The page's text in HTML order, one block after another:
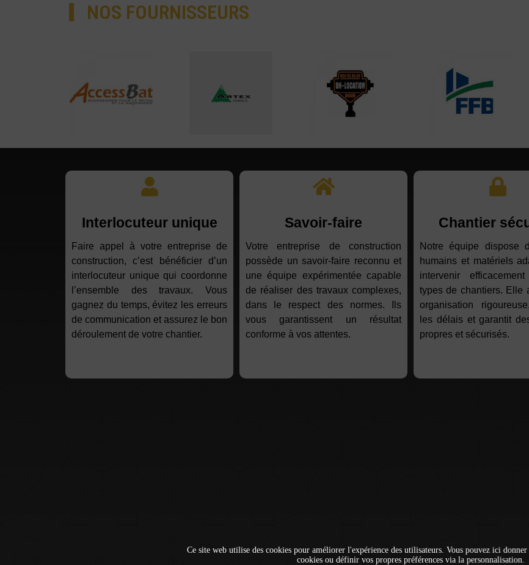
NOS FOURNISSEURS
Interlocuteur unique
Faire appel à votre entreprise de
construction, c’est bénéficier d’un
interlocuteur unique qui coordonne
l’ensemble des travaux. Vous
gagnez du temps, évitez les erreurs
de communication et assurez le bon
déroulement de votre chantier.
Savoir-faire
Votre entreprise de construction
possède un savoir-faire reconnu et
une équipe expérimentée capable
de réaliser des travaux complexes,
dans le respect des normes. Ils
vous garantissent un résultat
conforme à vos attentes.
Chantier
Notre équipe dispose
humains et matériels
intervenir
types de chantiers. Elle
organisation
les délais et garantit
propres et sécurisés.
Ce site web utilise des cookies pour améliorer l'expérience des utilisateurs. Vous pouvez ici
cookies ou définir vos propres préférences via la personnalisation.